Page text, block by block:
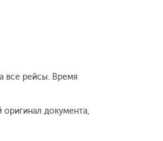
все рейсы. Время
документа,